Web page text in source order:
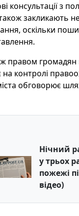
консультації з
також закликають
оскільки
правом громадян
контролі
обговорює
Нічний
у трьох
пожежі
відео)